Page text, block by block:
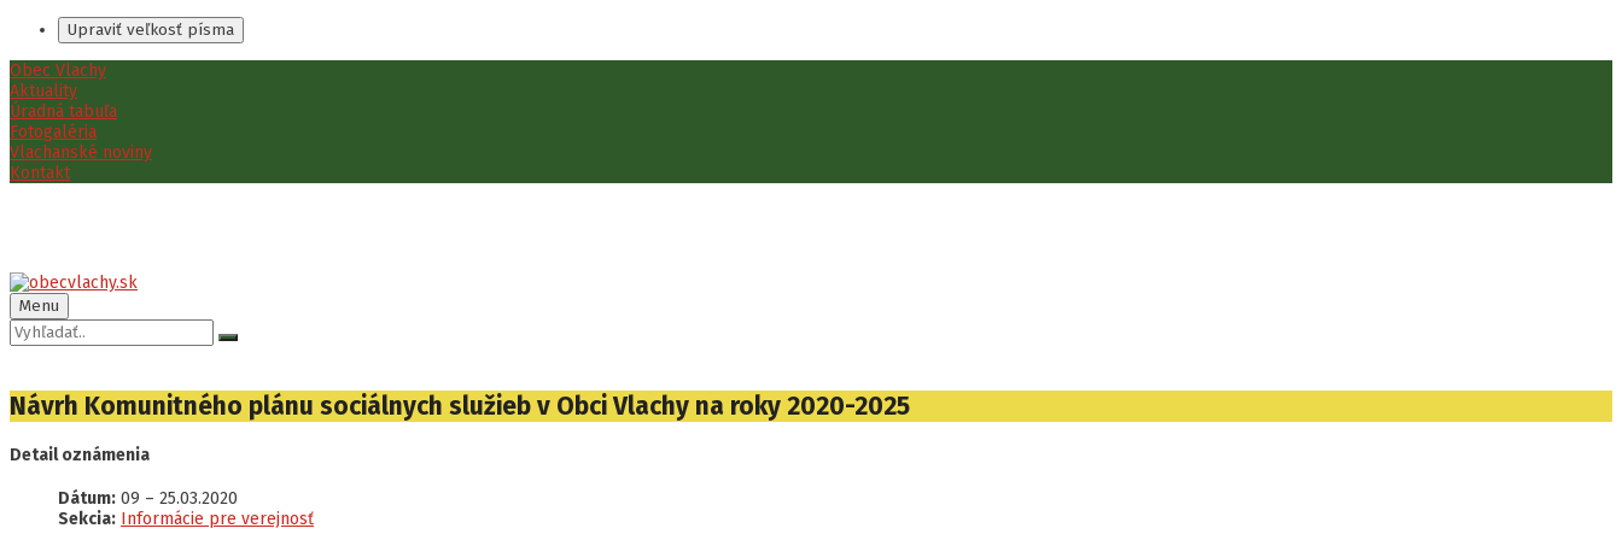
Upraviť veľkosť písma
Preskočiť
na
obsah
Preskočiť
na
ľavý
panel
Preskočiť
na
pätičku
Obec Vlachy
Aktuality
Úradná tabuľa
Fotogaléria
Vlachanské noviny
Kontakt
Menu
Vyhľadávanie:
Návrh Komunitného plánu sociálnych služieb v Obci Vlachy na roky 2020-2025
Detail oznámenia
Dátum: 09 – 25.03.2020
Sekcia: Informácie pre verejnosť